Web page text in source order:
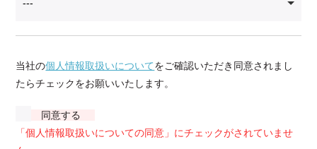
当社の個人情報取扱いについてをご確認いただき同意されまし
たらチェックをお願いいたします。
同意する
「個人情報取扱いについての同意」にチェックがされていませ